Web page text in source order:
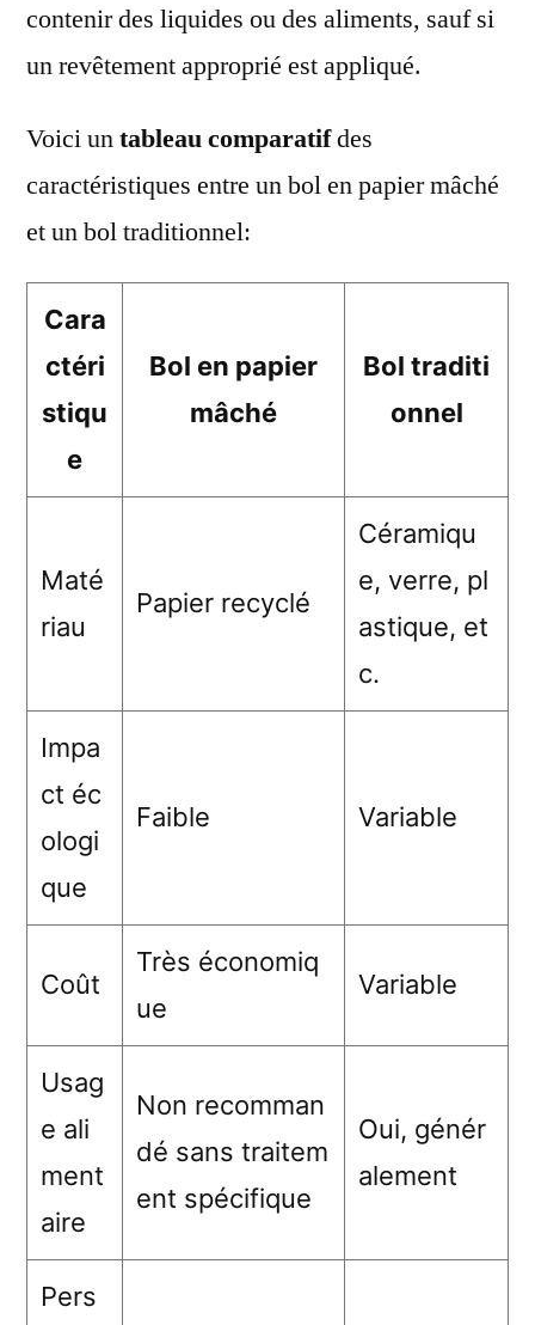
contenir des liquides ou des aliments, sauf si
un revêtement approprié est appliqué.
Voici untableau comparatifdes
caractéristiques entre un bol en papier mâché
et un bol traditionnel:
Cara
ctéri
stiqu
e
Bol en papier
mâché
Bol traditi
onnel
Maté
riau
Papier recyclé
Céramiqu
e, verre, pl
astique, et
c.
Impa
ct éc
ologi
que
Faible Variable
Coût
Très économiq
ue
Variable
Usag
e ali
ment
aire
Non recomman
dé sans traitem
ent spécifique
Oui, génér
alement
Pers